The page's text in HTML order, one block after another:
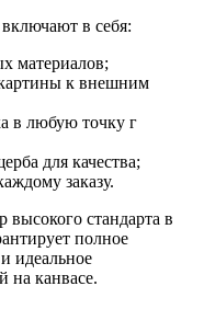
в себя:
материалов;
картины к внешним
в любую точку г
для качества;
заказу.
стандарта в
полное
идеальное
на канвасе.